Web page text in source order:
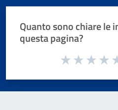
Quanto sono chiare le
questa pagina?
Valuta da 1 a 5 stelle la pagina